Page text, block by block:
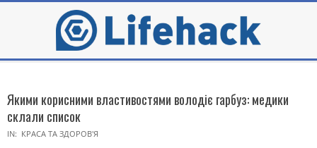
Menu
Якими корисними властивостями володіє гарбуз: медики
склали список
IN: КРАСА ТА ЗДОРОВ'Я